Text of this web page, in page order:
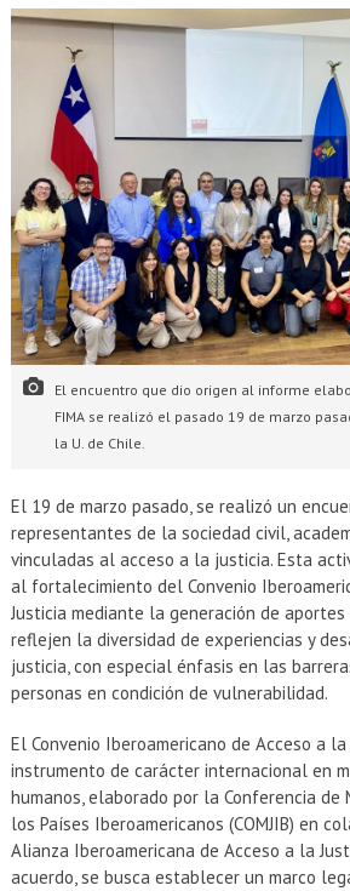
El encuentro que dio origen al informe
FIMA se realizó el pasado 19 de marzo
la U. de Chile.
El 19 de marzo pasado, se realizó un
representantes de la sociedad civil,
vinculadas al acceso a la justicia. Esta
al fortalecimiento del Convenio
Justicia mediante la generación de aportes
reflejen la diversidad de experiencias y
justicia, con especial énfasis en las
personas en condición de vulnerabilidad.
El Convenio Iberoamericano de Acceso a
instrumento de carácter internacional en
humanos, elaborado por la Conferencia de
los Países Iberoamericanos (COMJIB) en
Alianza Iberoamericana de Acceso a la
acuerdo, se busca establecer un marco